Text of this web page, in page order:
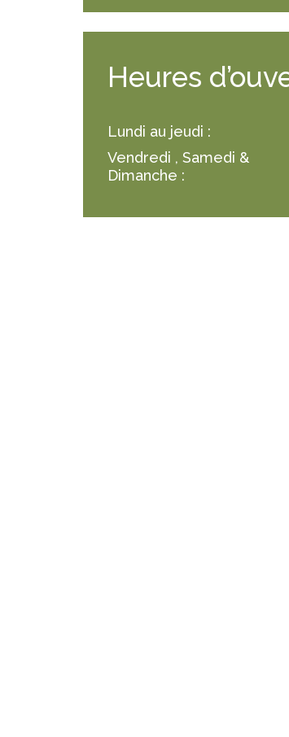
Heures
Lundi au jeudi :
Vendredi , Samedi &
Dimanche :